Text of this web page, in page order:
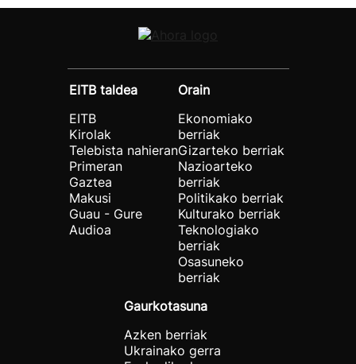
EITB taldea
EITB
Kirolak
Telebista nahieran
Primeran
Gaztea
Makusi
Guau - Gure
Audioa
Orain
Ekonomiako
berriak
Gizarteko berriak
Nazioarteko
berriak
Politikako berriak
Kulturako berriak
Teknologiako
berriak
Osasuneko
berriak
Gaurkotasuna
Azken berriak
Ukrainako gerra